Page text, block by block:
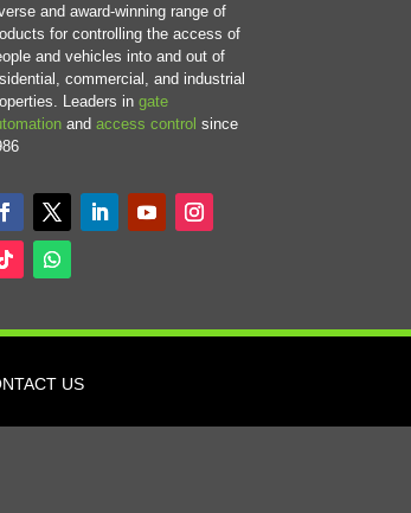
and award-winning range of
for controlling the access of
and vehicles into and out of
commercial, and industrial
Leaders ingate
andaccess control since
US